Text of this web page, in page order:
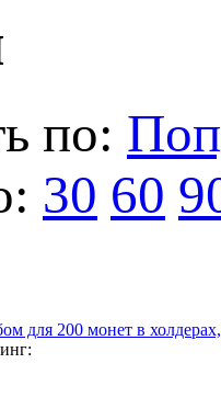
по:
30 60
для 200 монет в